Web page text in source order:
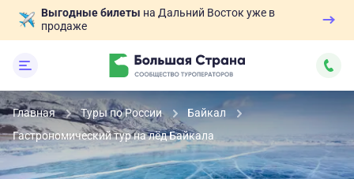
Выгодные билеты на Дальний Восток уже в
продаже
Главная Туры по России
Байкал
Гастрономический тур на лёд Байкала